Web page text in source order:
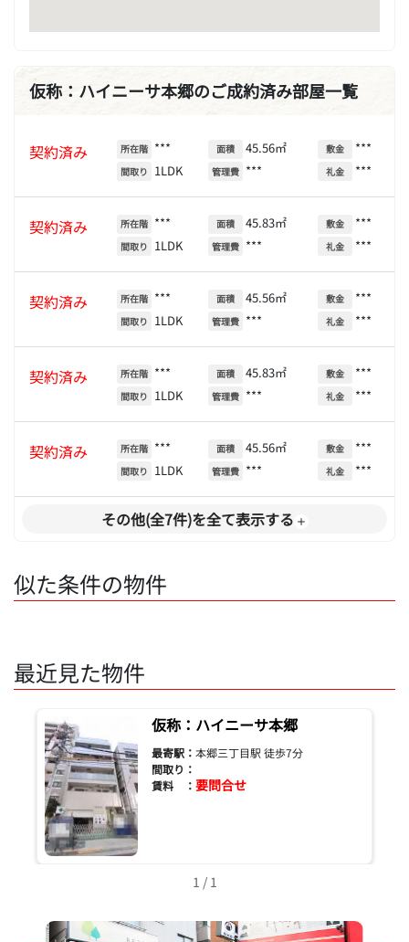
仮称：ハイニーサ本郷のご成約済み部屋一覧
契約済み 所在階 ***
間取り 1LDK
面積 45.56㎡
管理費 ***
敷金 ***
礼金 ***
契約済み 所在階 ***
間取り 1LDK
面積 45.83㎡
管理費 ***
敷金 ***
礼金 ***
契約済み 所在階 ***
間取り 1LDK
面積 45.56㎡
管理費 ***
敷金 ***
礼金 ***
契約済み 所在階 ***
間取り 1LDK
面積 45.83㎡
管理費 ***
敷金 ***
礼金 ***
契約済み 所在階 ***
間取り 1LDK
面積 45.56㎡
管理費 ***
敷金 ***
礼金 ***
その他(全7件)を全て表示する
似た条件の物件
最近見た物件
仮称：ハイニーサ本郷
最寄駅： 本郷三丁目駅 徒歩7分
間取り：
賃料 ： 要問合せ
1 / 1